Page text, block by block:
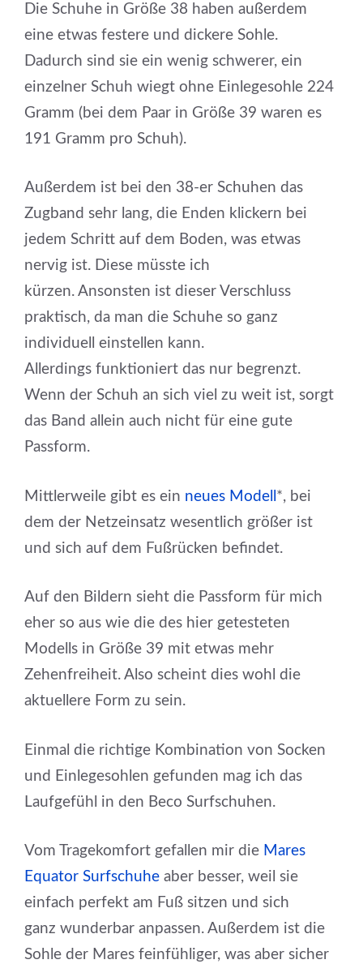
Die Schuhe in Größe 38 haben außerdem
eine etwas festere und dickere Sohle.
Dadurch sind sie ein wenig schwerer, ein
einzelner Schuh wiegt ohne Einlegesohle 224
Gramm (bei dem Paar in Größe 39 waren es
191 Gramm pro Schuh).
Außerdem ist bei den 38-er Schuhen das
Zugband sehr lang, die Enden klickern bei
jedem Schritt auf dem Boden, was etwas
nervig ist. Diese müsste ich
kürzen. Ansonsten ist dieser Verschluss
praktisch, da man die Schuhe so ganz
individuell einstellen kann.
Allerdings funktioniert das nur begrenzt.
Wenn der Schuh an sich viel zu weit ist, sorgt
das Band allein auch nicht für eine gute
Passform.
Mittlerweile gibt es ein neues Modell *, bei
dem der Netzeinsatz wesentlich größer ist
und sich auf dem Fußrücken befindet.
Auf den Bildern sieht die Passform für mich
eher so aus wie die des hier getesteten
Modells in Größe 39 mit etwas mehr
Zehenfreiheit. Also scheint dies wohl die
aktuellere Form zu sein.
Einmal die richtige Kombination von Socken
und Einlegesohlen gefunden mag ich das
Laufgefühl in den Beco Surfschuhen.
Vom Tragekomfort gefallen mir die Mares
Equator Surfschuhe aber besser, weil sie
einfach perfekt am Fuß sitzen und sich
ganz wunderbar anpassen. Außerdem ist die
Sohle der Mares feinfühliger, was aber sicher